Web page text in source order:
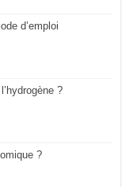
d’emploi
?
?